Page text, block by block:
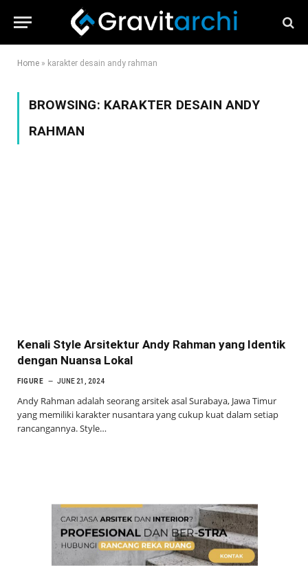
Home » karakter desain andy rahman
BROWSING: KARAKTER DESAIN ANDY
RAHMAN
Kenali Style Arsitektur Andy Rahman yang Identik
dengan Nuansa Lokal
FIGURE JUNE 21, 2024
Andy Rahman adalah seorang arsitek asal Surabaya, Jawa Timur
yang memiliki karakter nusantara yang cukup kuat dalam setiap
rancangannya. Style…